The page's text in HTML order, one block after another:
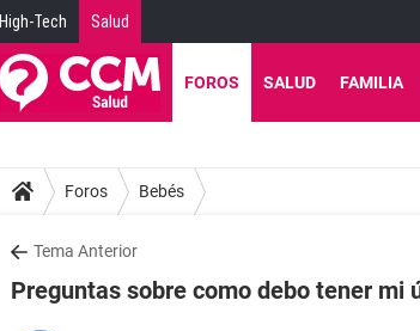
High-Tech Salud
FOROS SALUD FAMILIA
Foros Bebés
Tema Anterior
Preguntas sobre como debo tener mi